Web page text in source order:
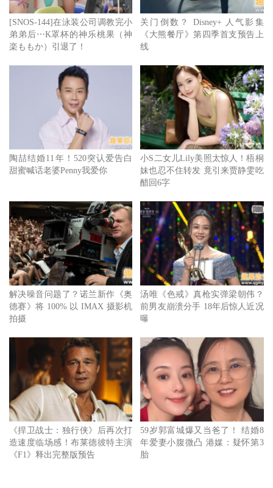
然而又能从两人恳切与温柔的眼神中，发现彼此想为对方付
出一切的决心，手段极端又怎样，可以换来一个熊抱也在所
不惜；雾气弥漫的恋情，透过沟通的不便堆叠好几层神祕
即时翻译，一边聊天互动竟然变成很暧昧的事情，语言隔阂
的距离反而在勾引好奇心，让人想越靠越近，朴导用影像诱
惑我们沉醉在海俊与瑞莱的世界，结果越陷越深，或许当人
们恋爱时，都是病态的。
朴赞郁导演这次选择朴实的路线，不代表故事会缺少魅力与
激情，相反地，更有空间累积角色控制不了的情愫、更能强
昏黄的罪恶感，汤唯与朴海日的演出，简直是情欲流动的代
名词，《分手的决心》的后劲，不在于结局有反转所以恍然
大悟，而是我们目睹这场爱情幻灭却无能为力，只能随着海
浪翻搅自己的遗憾，希望你的身影与声音消失以后，会在我
的心里成为最刻骨的悬案。
[SNOS-144]在泳装公司调教完小
弟弟后⋯K罩杯的神乐桃果（神
楽ももか）引退了！
关门倒数？ Disney+ 人气影集
《大熊餐厅》第四季首支预告上
线
陶喆结婚11年！520突认爱告白
甜蜜喊话老婆Penny我爱你
小S二女儿Lily美照太惊人！梧桐
妹也忍不住转发 竟引来贾静雯吃
醋回6字
解决噪音问题了？诺兰新作《奥
德赛》将 100% 以 IMAX 摄影机
拍摄
汤唯《色戒》真枪实弹梁朝伟？
前男友崩溃分手 18年后惊人近况
曝
《捍卫战士：独行侠》后再次打
造速度临场感！布莱德彼特主演
《F1》释出完整版预告
59岁郭富城爆又当爸了！ 结婚8
年爱妻小腹微凸 港媒：疑怀第3
胎